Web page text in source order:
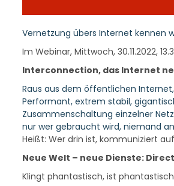
Vernetzung übers Internet kennen
Im Webinar, Mittwoch, 30.11.2022,
Interconnection, das Internet
Raus aus dem öffentlichen
Performant, extrem stabil,
Zusammenschaltung einzelner
nur wer gebraucht wird, niemand
Heißt: Wer drin ist, kommuniziert
Neue Welt – neue Dienste:
Klingt phantastisch, ist